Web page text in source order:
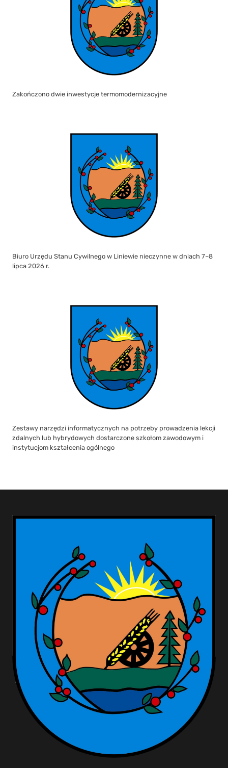
Zakończono dwie inwestycje termomodernizacyjne
Biuro Urzędu Stanu Cywilnego w Liniewie nieczynne w dniach 7–8
lipca 2026 r.
Zestawy narzędzi informatycznych na potrzeby prowadzenia lekcji
zdalnych lub hybrydowych dostarczone szkołom zawodowym i
instytucjom kształcenia ogólnego